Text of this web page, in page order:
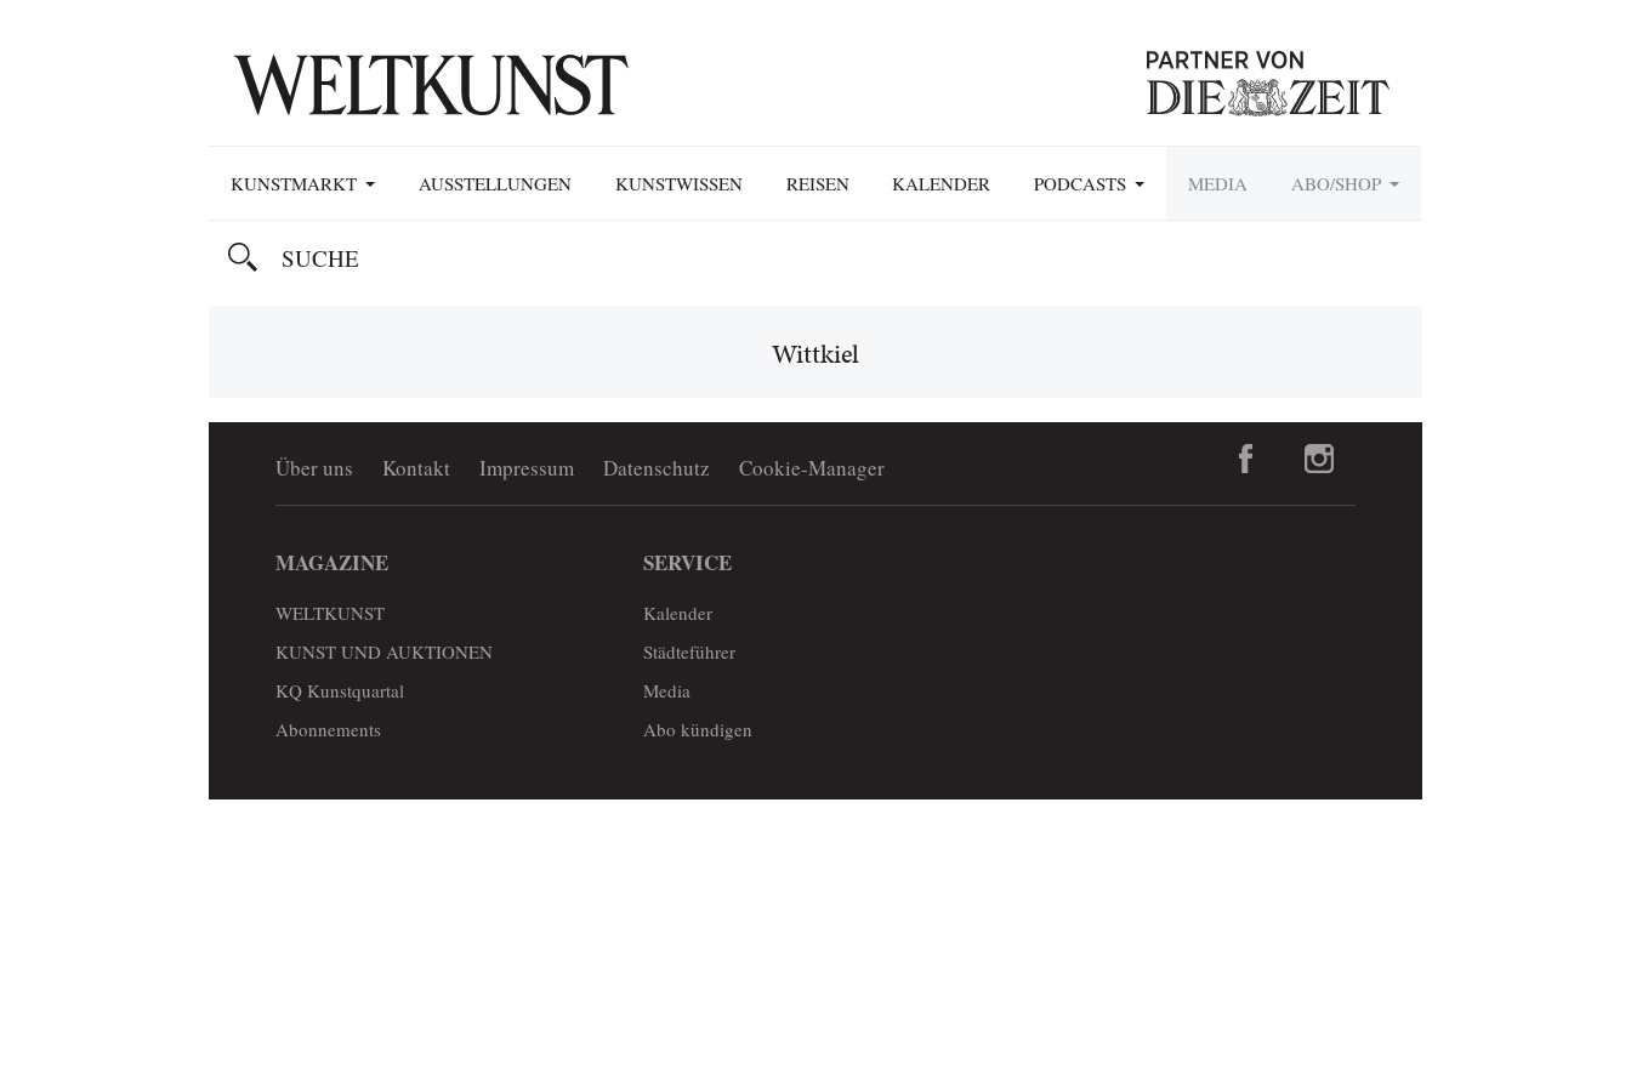
KUNSTMARKT AUSSTELLUNGEN KUNSTWISSEN REISEN KALENDER PODCASTS MEDIA ABO/SHOP
Wittkiel
Über uns Kontakt Impressum Datenschutz Cookie-Manager
MAGAZINE
WELTKUNST
KUNST UND AUKTIONEN
KQ Kunstquartal
Abonnements
SERVICE
Kalender
Städteführer
Media
Abo kündigen